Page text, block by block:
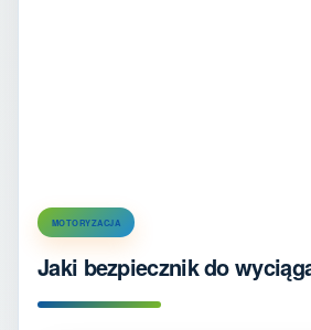
MOTORYZACJA
Jaki bezpiecznik do